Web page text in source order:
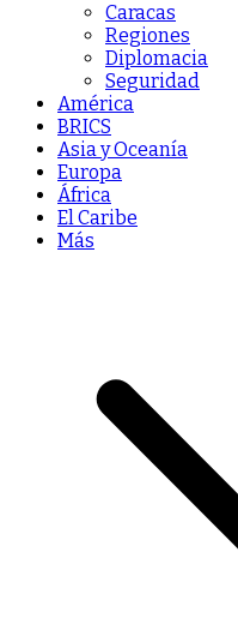
Caracas
Regiones
Diplomacia
Seguridad
América
BRICS
Asia y Oceanía
Europa
África
El Caribe
Más